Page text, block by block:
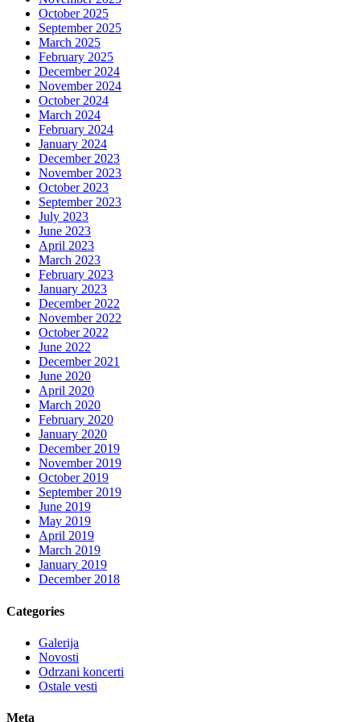
October 2025
September 2025
March 2025
February 2025
December 2024
November 2024
October 2024
March 2024
February 2024
January 2024
December 2023
November 2023
October 2023
September 2023
July 2023
June 2023
April 2023
March 2023
February 2023
January 2023
December 2022
November 2022
October 2022
June 2022
December 2021
June 2020
April 2020
March 2020
February 2020
January 2020
December 2019
November 2019
October 2019
September 2019
June 2019
May 2019
April 2019
March 2019
January 2019
December 2018
Categories
Galerija
Novosti
Odrzani koncerti
Ostale vesti
Meta